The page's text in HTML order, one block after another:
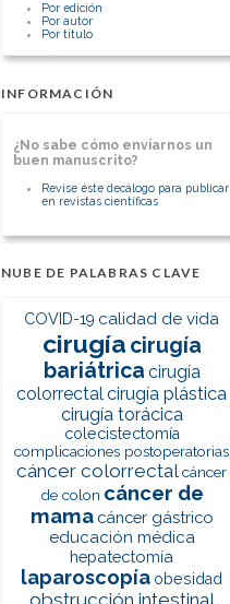
Por edición
Por autor
Por título
INFORMACIÓN
¿No sabe cómo enviarnos un
buen manuscrito?
Revise éste decálogo para publicar
en revistas científicas
NUBE DE PALABRAS CLAVE
COVID-19 calidad de vida
cirugía cirugía
bariátrica cirugía
colorrectalcirugía plástica
cirugía torácica
colecistectomía
complicaciones postoperatorias
cáncer colorrectalcáncer
de colon cáncer de
mama cáncer gástrico
educación médica
hepatectomía
laparoscopía obesidad